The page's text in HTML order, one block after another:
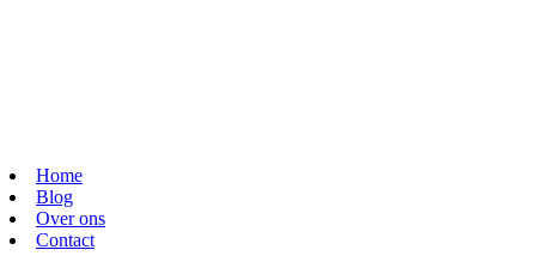
Home
Blog
Over ons
Contact